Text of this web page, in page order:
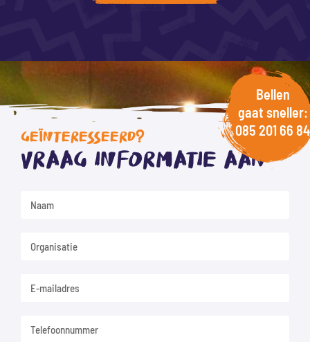
Bellen
gaat sneller:
085 201 66 84
GEÏNTERESSEERD?
Vraag informatie aan